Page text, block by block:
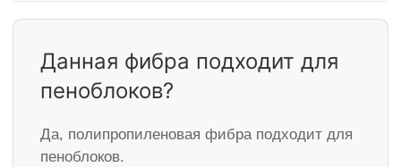
Данная фибра подходит для
пеноблоков?
Да, полипропиленовая фибра подходит для
пеноблоков.